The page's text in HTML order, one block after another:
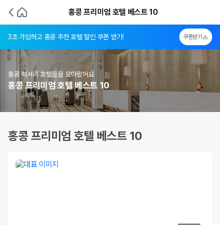
홍콩 프리미엄 호텔 베스트 10
3초 가입하고 홍콩 추천 호텔 할인 쿠폰 받기! 쿠폰받기
홍콩 럭셔리 호텔들을 모아왔어요
홍콩 프리미엄 호텔 베스트 10
홍콩 프리미엄 호텔 베스트 10